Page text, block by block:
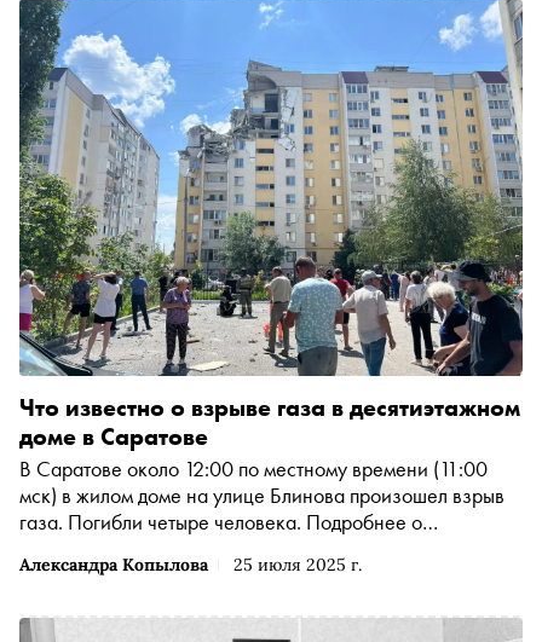
Александра Копылова 25 июля 2025 г.
Что известно о взрыве газа в десятиэтажном
доме в Саратове
В Саратове около 12:00 по местному времени (11:00
мск) в жилом доме на улице Блинова произошел взрыв
газа. Погибли четыре человека. Подробнее о